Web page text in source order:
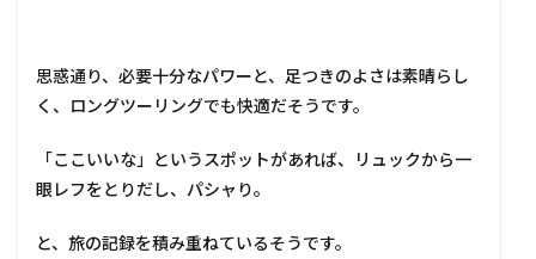
思惑通り、必要十分なパワーと、足つきのよさは素晴らし
く、ロングツーリングでも快適だそうです。
「ここいいな」というスポットがあれば、リュックから一
眼レフをとりだし、パシャり。
と、旅の記録を積み重ねているそうです。